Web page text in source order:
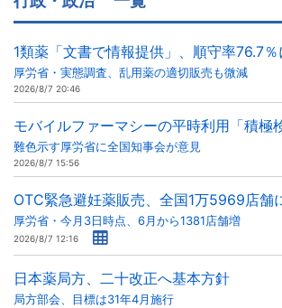
1類薬「文書で情報提供」、順守率76.7
厚労省・実態調査、乱用薬の適切販売も微減
2026/8/7 20:46
モバイルファーマシーの平時利用「積極
難色示す厚労省に全国知事会が意見
2026/8/7 15:56
OTC緊急避妊薬販売、全国1万5969店舗
厚労省・今月3日時点、6月から1381店舗増
2026/8/7 12:16
日本薬局方、二十改正へ基本方針
局方部会、目標は31年4月施行